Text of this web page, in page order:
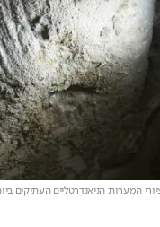
המערות הניאנדרטליים העתיקים